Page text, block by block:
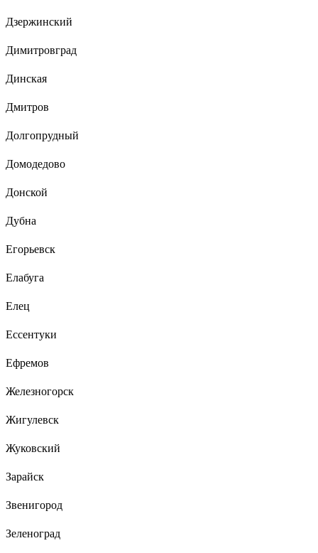
Дзержинский
Димитровград
Динская
Дмитров
Долгопрудный
Домодедово
Донской
Дубна
Егорьевск
Елабуга
Елец
Ессентуки
Ефремов
Железногорск
Жигулевск
Жуковский
Зарайск
Звенигород
Зеленоград